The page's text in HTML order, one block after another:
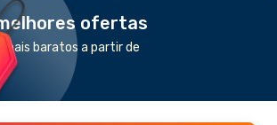
ofertas
mais baratos a partir de